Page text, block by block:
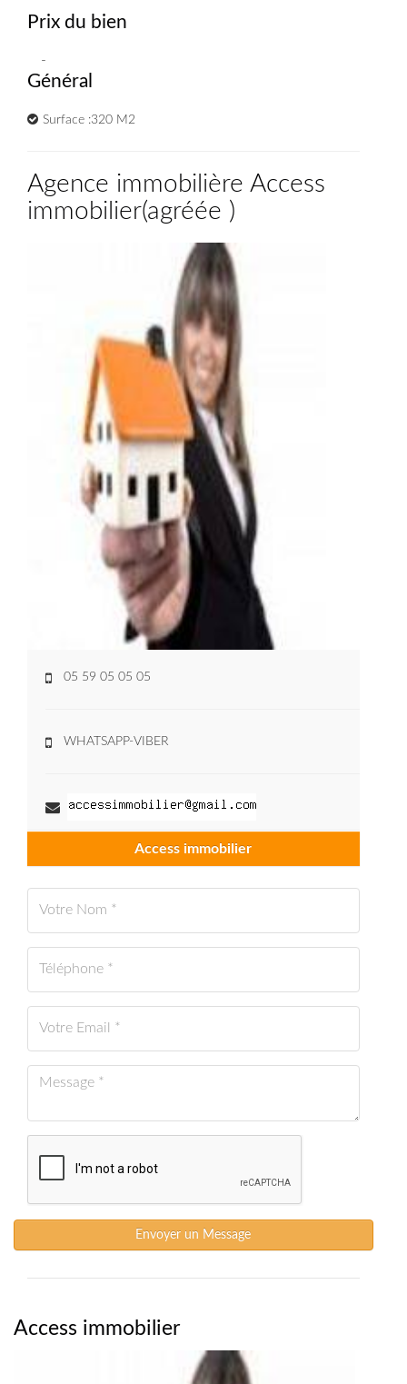
Prix du bien
-
Général
Surface :320 M2
Agence immobilière Access
immobilier(agréée )
05 59 05 05 05
WHATSAPP-VIBER
Access immobilier
Envoyer un Message
Access immobilier